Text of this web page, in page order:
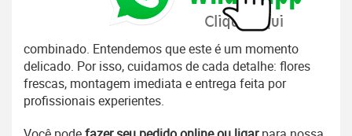
combinado. Entendemos que este é um momento
delicado. Por isso, cuidamos de cada detalhe: flores
frescas, montagem imediata e entrega feita por
profissionais experientes.